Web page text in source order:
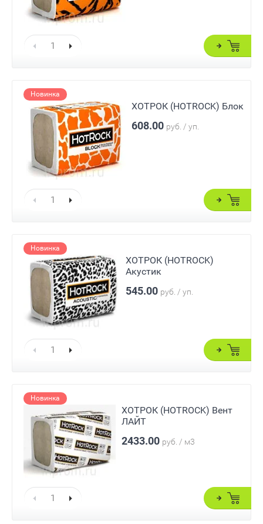
Новинка
ХОТРОК (HOTROCK) Блок
608.00 руб. / уп.
Новинка
ХОТРОК (HOTROCK)
Акустик
545.00 руб. / уп.
Новинка
ХОТРОК (HOTROCK) Вент
ЛАЙТ
2433.00 руб. / м3